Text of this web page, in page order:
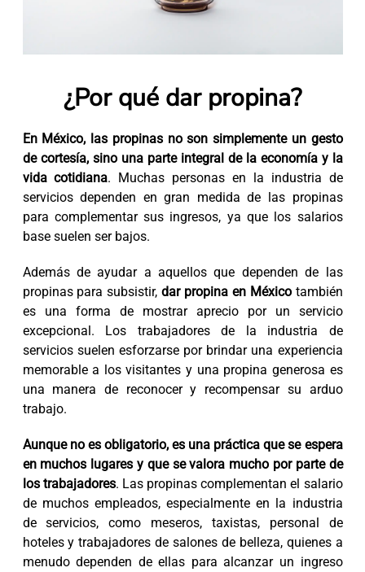
¿Por qué dar propina?
En México, las propinas no son simplemente un gesto
de cortesía, sino una parte integral de la economía y la
vida cotidiana. Muchas personas en la industria de
servicios dependen en gran medida de las propinas
para complementar sus ingresos, ya que los salarios
base suelen ser bajos.
Además de ayudar a aquellos que dependen de las
propinas para subsistir,dar propina en Méxicotambién
es una forma de mostrar aprecio por un servicio
excepcional. Los trabajadores de la industria de
servicios suelen esforzarse por brindar una experiencia
memorable a los visitantes y una propina generosa es
una manera de reconocer y recompensar su arduo
trabajo.
Aunque no es obligatorio, es una práctica que se espera
en muchos lugares y que se valora mucho por parte de
los trabajadores. Las propinas complementan el salario
de muchos empleados, especialmente en la industria
de servicios, como meseros, taxistas, personal de
hoteles y trabajadores de salones de belleza, quienes a
menudo dependen de ellas para alcanzar un ingreso